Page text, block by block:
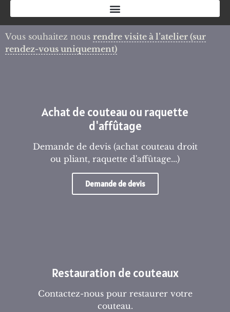
Vous souhaitez nous rendre visite à l’atelier (sur
rendez-vous uniquement)
Achat de couteau ou raquette
d'affûtage
Demande de devis (achat couteau droit
ou pliant, raquette d'affûtage...)
Demande de devis
Restauration de couteaux
Contactez-nous pour restaurer votre
couteau.